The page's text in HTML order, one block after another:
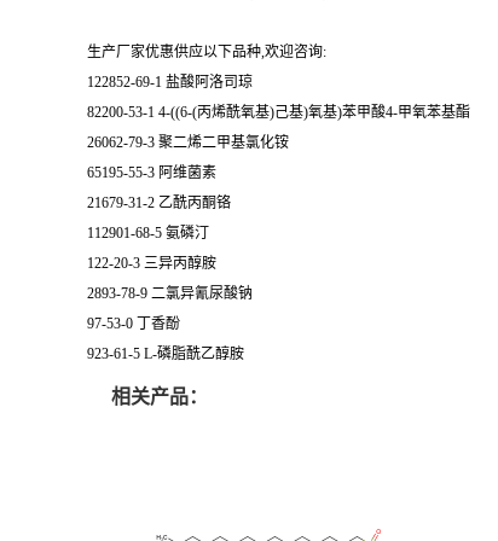
生产厂家优惠供应以下品种,欢迎咨询:
122852-69-1 盐酸阿洛司琼
82200-53-1 4-((6-(丙烯酰氧基)己基)氧基)苯甲酸4-甲氧苯基酯
26062-79-3 聚二烯二甲基氯化铵
65195-55-3 阿维菌素
21679-31-2 乙酰丙酮铬
112901-68-5 氨磷汀
122-20-3 三异丙醇胺
2893-78-9 二氯异氰尿酸钠
97-53-0 丁香酚
923-61-5 L-磷脂酰乙醇胺
相关产品：